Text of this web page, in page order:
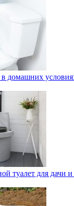
в домашних
туалет для дачи